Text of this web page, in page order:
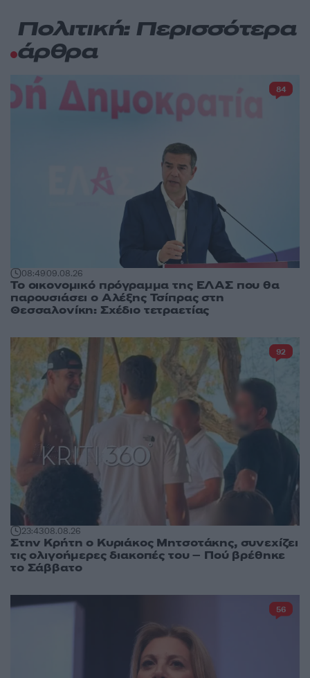
Πολιτική: Περισσότερα
άρθρα
08:4909.08.26
Το οικονομικό πρόγραμμα της ΕΛΑΣ που θα
παρουσιάσει ο Αλέξης Τσίπρας στη
Θεσσαλονίκη: Σχέδιο τετραετίας
84
23:4308.08.26
Στην Κρήτη ο Κυριάκος Μητσοτάκης, συνεχίζει
τις ολιγοήμερες διακοπές του – Πού βρέθηκε
το Σάββατο
92
56